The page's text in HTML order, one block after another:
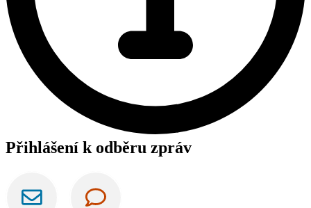
Přihlášení k odběru zpráv